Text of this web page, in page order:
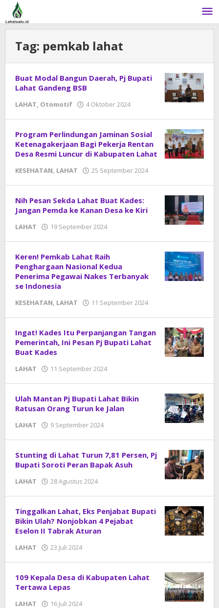
Lewati
konten
Tag: pemkab lahat
Buat Modal Bangun Daerah, Pj Bupati
Lahat Gandeng BSB
LAHAT, Otomotif 4 Oktober 2024
Program Perlindungan Jaminan Sosial
Ketenagakerjaan Bagi Pekerja Rentan
Desa Resmi Luncur di Kabupaten Lahat
KESEHATAN, LAHAT 25 September 2024
Nih Pesan Sekda Lahat Buat Kades:
Jangan Pemda ke Kanan Desa ke Kiri
LAHAT 19 September 2024
Keren! Pemkab Lahat Raih
Penghargaan Nasional Kedua
Penerima Pegawai Nakes Terbanyak
se Indonesia
KESEHATAN, LAHAT 11 September 2024
Ingat! Kades Itu Perpanjangan Tangan
Pemerintah, Ini Pesan Pj Bupati Lahat
Buat Kades
LAHAT 11 September 2024
Ulah Mantan Pj Bupati Lahat Bikin
Ratusan Orang Turun ke Jalan
LAHAT 9 September 2024
Stunting di Lahat Turun 7,81 Persen, Pj
Bupati Soroti Peran Bapak Asuh
LAHAT 28 Agustus 2024
Tinggalkan Lahat, Eks Penjabat Bupati
Bikin Ulah? Nonjobkan 4 Pejabat
Eselon II Tabrak Aturan
LAHAT 23 Juli 2024
109 Kepala Desa di Kabupaten Lahat
Tertawa Lepas
LAHAT 16 Juli 2024